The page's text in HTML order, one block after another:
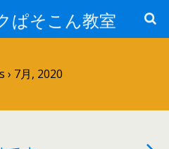
ぱそこん教室
› 7月, 2020